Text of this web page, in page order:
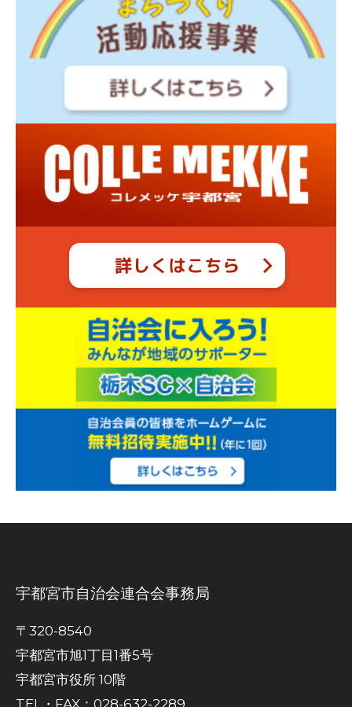
宇都宮市自治会連合会事務局
〒320-8540
宇都宮市旭1丁目1番5号
宇都宮市役所 10階